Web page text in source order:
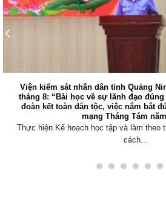
Viện kiểm sát nhân dân tỉnh Quảng
tháng 8: “Bài học về sự lãnh đạo
đoàn kết toàn dân tộc, việc nắm bắt
mạng Tháng Tám
Thực hiện Kế hoạch học tập và làm
cách...